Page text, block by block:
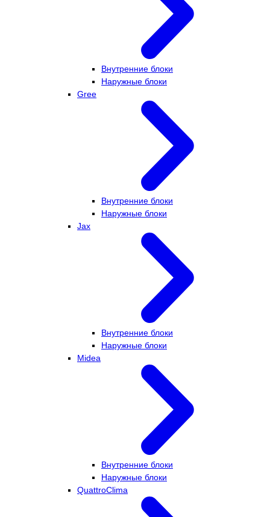
Внутренние блоки
Наружные блоки
Gree
Внутренние блоки
Наружные блоки
Jax
Внутренние блоки
Наружные блоки
Midea
Внутренние блоки
Наружные блоки
QuattroClima